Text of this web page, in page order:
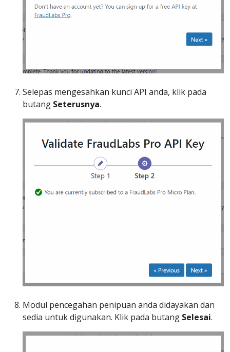
Selepas mengesahkan kunci API anda, klik pada
butang Seterusnya.
Modul pencegahan penipuan anda didayakan dan
sedia untuk digunakan. Klik pada butang Selesai.